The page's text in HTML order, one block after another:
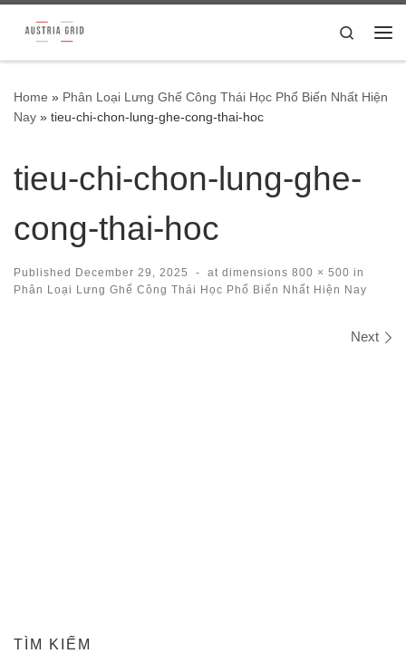
Skip to content
Search
Home » Phân Loại Lưng Ghế Công Thái Học Phổ Biến Nhất Hiện
Nay » tieu-chi-chon-lung-ghe-cong-thai-hoc
tieu-chi-chon-lung-ghe-
cong-thai-hoc
Published December 29, 2025 - at dimensions 800 × 500 in
Phân Loại Lưng Ghế Công Thái Học Phổ Biến Nhất Hiện Nay
Next
TÌM KIẾM